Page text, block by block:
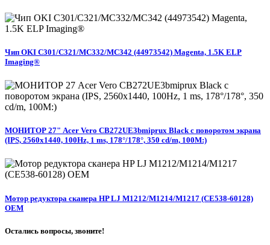
Чип OKI C301/C321/MC332/MC342 (44973542) Magenta, 1.5K ELP
Imaging®
МОНИТОР 27" Acer Vero CB272UE3bmiprux Black с поворотом экрана
(IPS, 2560x1440, 100Hz, 1 ms, 178°/178°, 350 cd/m, 100M:)
Мотор редуктора сканера HP LJ M1212/M1214/M1217 (CE538-60128)
OEM
Остались вопросы, звоните!